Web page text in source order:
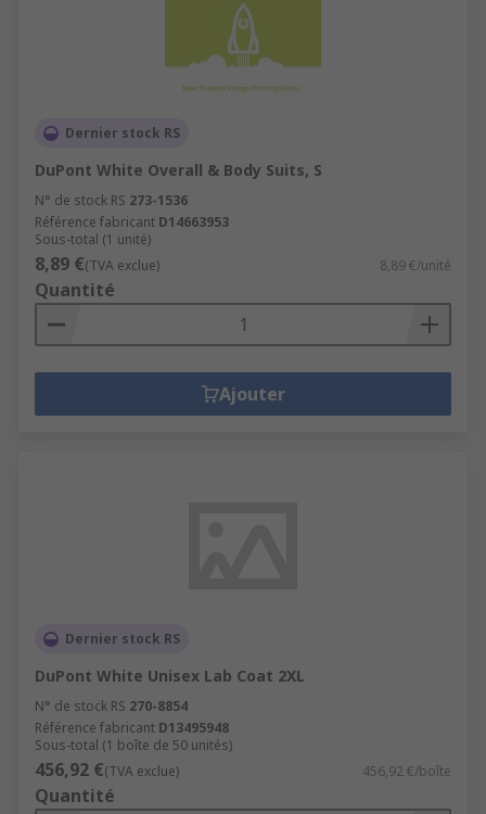
Dernier stock RS
DuPont White Overall & Body Suits, S
N° de stock RS 273-1536
Référence fabricant D14663953
Sous-total (1 unité)
8,89 €(TVA exclue) 8,89 €/unité
Quantité
Ajouter
Dernier stock RS
DuPont White Unisex Lab Coat 2XL
N° de stock RS 270-8854
Référence fabricant D13495948
Sous-total (1 boîte de 50 unités)
456,92 €(TVA exclue) 456,92 €/boîte
Quantité